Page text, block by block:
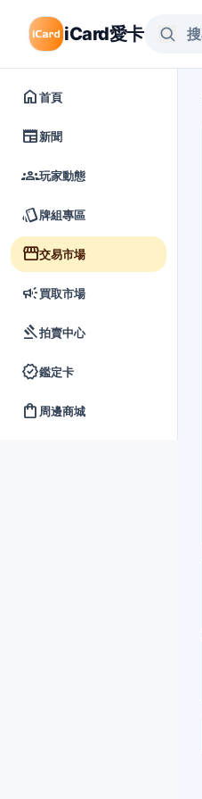
iCard愛卡
home首頁
newspaper新聞
groups玩家動態
style牌組專區
storefront交易市場
campaign買取市場
gavel拍賣中心
verified鑑定卡
shopping_bag 周邊商城